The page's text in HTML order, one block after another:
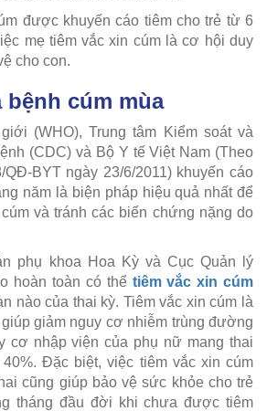
được khuyến cáo tiêm cho trẻ từ 6
mẹ tiêm vắc xin cúm là cơ hội duy
cho con.
cúm mùa
(WHO), Trung tâm Kiểm soát và
(CDC) và Bộ Y tế Việt Nam (Theo
BYT ngày 23/6/2011) khuyến cáo
năm là biện pháp hiệu quả nhất để
và tránh các biến chứng nặng do
phụ khoa Hoa Kỳ và Cục Quản lý
hoàn toàn có thể tiêm vắc xin cúm
nào của thai kỳ. Tiêm vắc xin cúm là
giảm nguy cơ nhiễm trùng đường
cơ nhập viện của phụ nữ mang thai
Đặc biệt, việc tiêm vắc xin cúm
cũng giúp bảo vệ sức khỏe cho trẻ
tháng đầu đời khi chưa được tiêm